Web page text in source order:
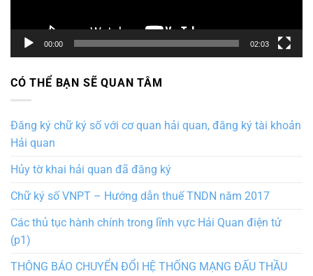
00:00 02:03
CÓ THỂ BẠN SẼ QUAN TÂM
Đăng ký chữ ký số với cơ quan hải quan, đăng ký tài khoản
Hải quan
Hủy tờ khai hải quan đã đăng ký
Chữ ký số VNPT – Hướng dẫn thuế TNDN năm 2017
Các thủ tục hành chính trong lĩnh vực Hải Quan điện tử
(p1)
THÔNG BÁO CHUYỂN ĐỔI HỆ THỐNG MẠNG ĐẤU THẦU